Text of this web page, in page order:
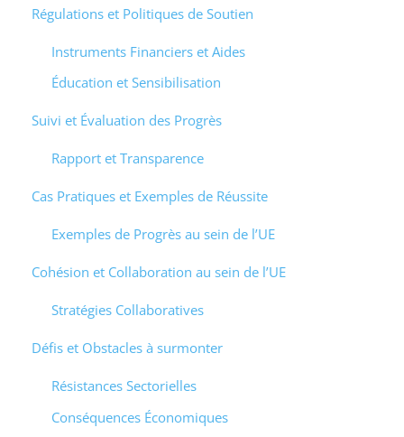
Régulations et Politiques de Soutien
Instruments Financiers et Aides
Éducation et Sensibilisation
Suivi et Évaluation des Progrès
Rapport et Transparence
Cas Pratiques et Exemples de Réussite
Exemples de Progrès au sein de l’UE
Cohésion et Collaboration au sein de l’UE
Stratégies Collaboratives
Défis et Obstacles à surmonter
Résistances Sectorielles
Conséquences Économiques